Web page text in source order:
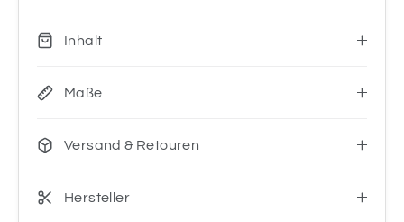
Inhalt
Maße
Versand & Retouren
Hersteller